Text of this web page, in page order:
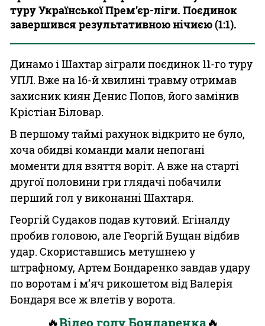
туру Української Прем’єр-ліги. Поєдинок
завершився результативною нічиєю (1:1).
Динамо і Шахтар зіграли поєдинок 11-го туру
УПЛ. Вже на 16-й хвилині травму отримав
захисник киян Денис Попов, його замінив
Крістіан Біловар.
В першому таймі рахунок відкрито не було,
хоча обидві команди мали непогані
моменти для взяття воріт. А вже на старті
другої половини гри глядачі побачили
перший гол у виконанні Шахтаря.
Георгій Судаков подав кутовий. Егіналду
пробив головою, але Георгій Бущан відбив
удар. Скориставшись метушнею у
штрафному, Артем Бондаренко завдав удару
по воротам і м’яч рикошетом від Валерія
Бондаря все ж влетів у ворота.
🔥Відео голу Бондаренка🔥